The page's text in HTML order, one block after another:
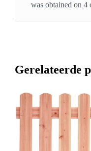
was obtained on 4
Gerelateerde